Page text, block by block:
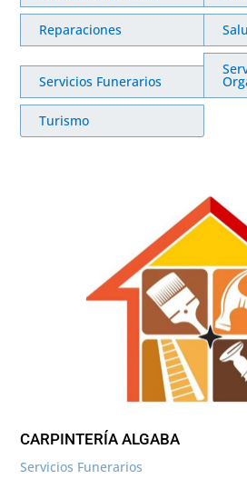
Reparaciones
Servicios Funerarios
Turismo
CARPINTERÍA ALGABA
Servicios Funerarios